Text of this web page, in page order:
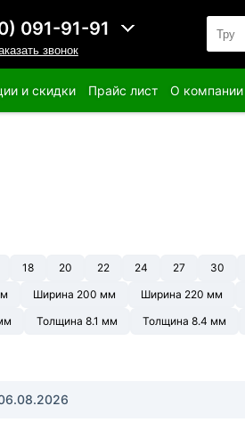
091-91-91
звонок
и скидки Прайс лист О компании
18 20 22 24 27 30
Ширина 200 мм Ширина 220 мм
Толщина 8.1 мм Толщина 8.4 мм